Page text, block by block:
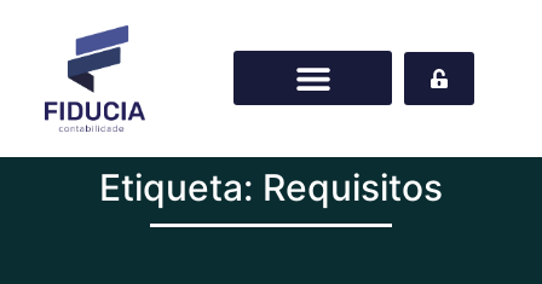
Etiqueta: Requisitos